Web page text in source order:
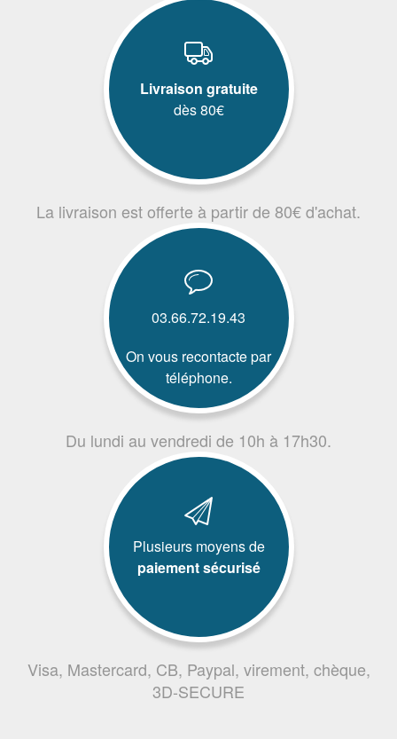
Livraison gratuite
dès 80€
La livraison est offerte à partir de 80€ d'achat.
03.66.72.19.43
On vous recontacte par
téléphone.
Du lundi au vendredi de 10h à 17h30.
Plusieurs moyens de
paiement sécurisé
Visa, Mastercard, CB, Paypal, virement, chèque,
3D-SECURE